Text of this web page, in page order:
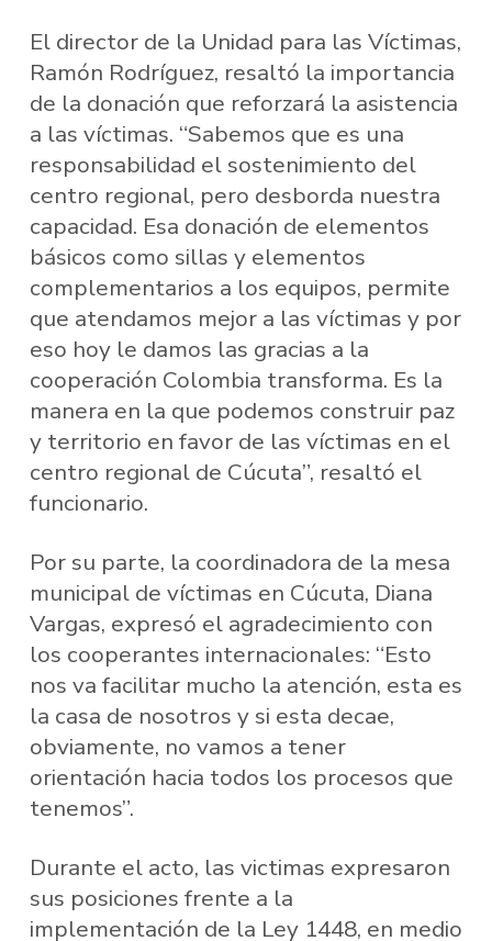
El director de la Unidad para las Víctimas,
Ramón Rodríguez, resaltó la importancia
de la donación que reforzará la asistencia
a las víctimas. “Sabemos que es una
responsabilidad el sostenimiento del
centro regional, pero desborda nuestra
capacidad. Esa donación de elementos
básicos como sillas y elementos
complementarios a los equipos, permite
que atendamos mejor a las víctimas y por
eso hoy le damos las gracias a la
cooperación Colombia transforma. Es la
manera en la que podemos construir paz​
y territorio en favor de las víctimas en el
centro regional de Cúcuta”, resaltó el
funcionario.
Por su parte, la coordinadora de la mesa
municipal de víctimas en Cúcuta, Diana
Vargas, expresó el agradecimiento con
los cooperantes internacionales: “Esto
nos va facilitar mucho la atención, esta es
la casa de nosotros y si esta decae,
obviamente, no vamos a tener
orientación hacia todos los procesos que
tenemos”.
Durante el acto, las victimas expresaron
sus posiciones frente a la
implementación de la Ley 1448, en medio